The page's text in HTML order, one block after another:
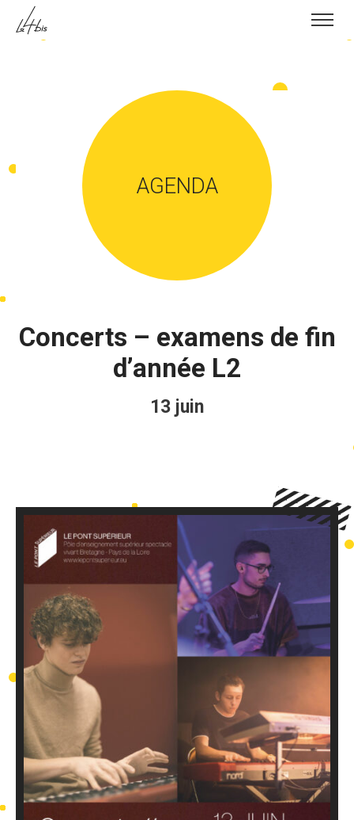
Skip to content
AGENDA
Concerts – examens de fin
d’année L2
13 juin